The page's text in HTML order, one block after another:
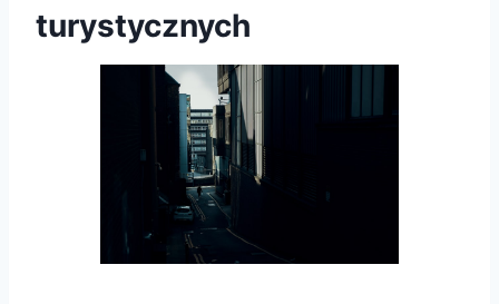
turystycznych